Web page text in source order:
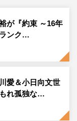
）とガイド（吉
ら記憶を読みと
を前に防戦一方の
めちゃいけな
るような大人にな
が『約束 ～16年
ンク…
愛＆小日向文世
れ孤独な…